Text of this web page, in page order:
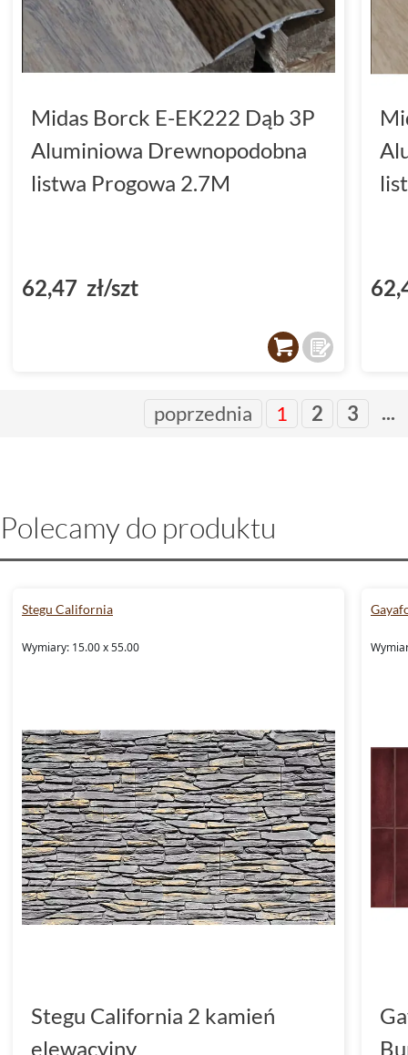
Midas Borck E-EK222 Dąb 3P
Aluminiowa Drewnopodobna
listwa Progowa 2.7M
62,47 zł/szt
poprzednia 1 2 3 ...
Polecamy do produktu
Stegu California
Wymiary: 15.00 x 55.00
Stegu California 2 kamień
elewacyjny